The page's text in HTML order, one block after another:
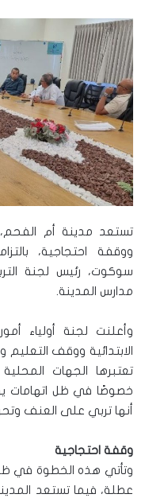
تستعد مدينة أم الفحم،
ووقفة احتجاجية،
سوكوت، رئيس لجنة
مدارس المدينة.
وأعلنت لجنة أولياء
الابتدائية ووقف التعليم
تعتبرها الجهات
خصوصًا في ظل اتهامات
أنها تربي على العنف
وقفة احتجاجية
وتأتي هذه الخطوة في ظل
عطلة، فيما تستعد